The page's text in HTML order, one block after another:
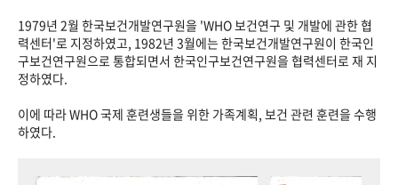
1979년 2월 한국보건개발연구원을 'WHO 보건연구 및 개발에 관한 협
력센터'로 지정하였고, 1982년 3월에는 한국보건개발연구원이 한국인
구보건연구원으로 통합되면서 한국인구보건연구원을 협력센터로 재 지
정하였다.
이에 따라 WHO 국제 훈련생들을 위한 가족계획, 보건 관련 훈련을 수행
하였다.